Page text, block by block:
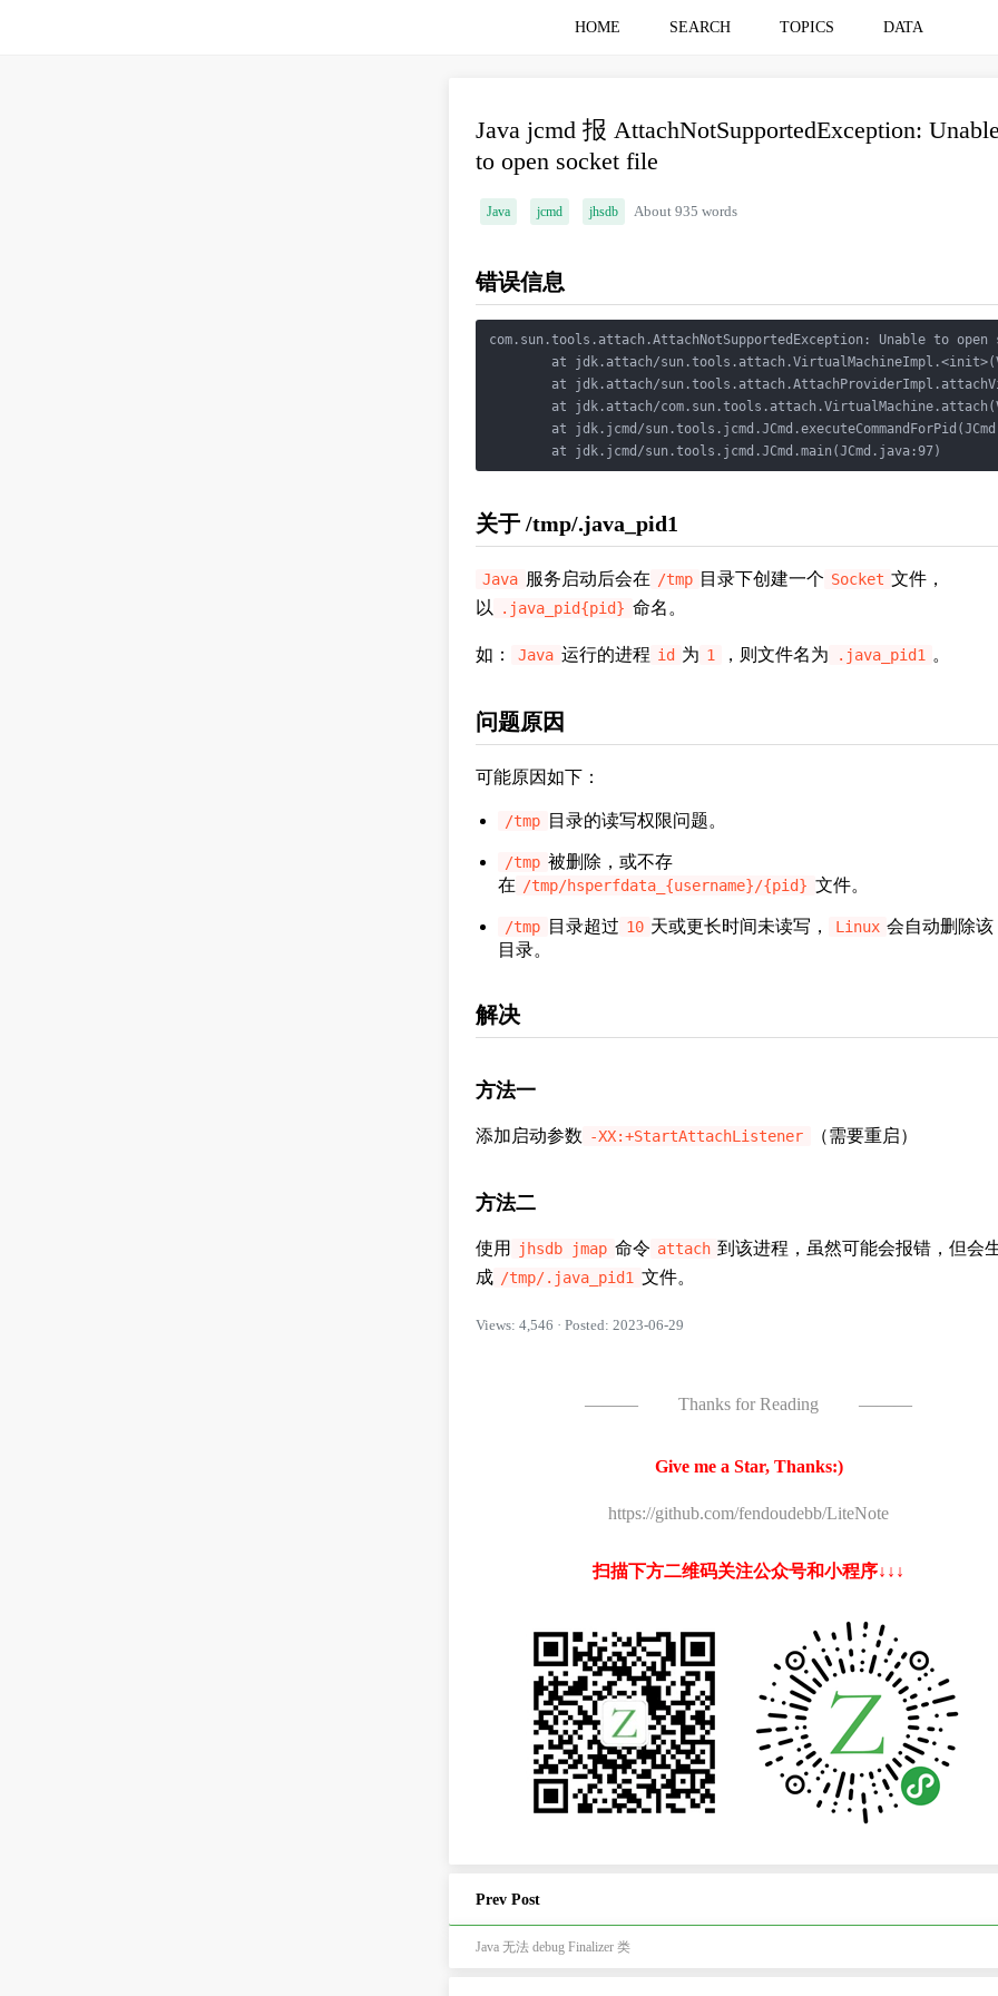
HOME SEARCH TOPICS DATA
Java jcmd 报 AttachNotSupportedException:
to open socket file
Java jcmd jhsdb About 935 words
错误信息
com.sun.tools.attach.AttachNotSupportedException: Unable to
at jdk.attach/
at jdk.attach/
at jdk.attach/
at jdk.jcmd/
        at jdk.jcmd/sun.tools.jcmd.JCmd.main(JCmd.java:97)
关于 /tmp/.java_pid1
Java 服务启动后会在 /tmp 目录下创建一个 Socket 文件，
以
.java_pid{pid} 命名。
如： Java 运行的进程 id 为 1 ，则文件名为 .java_pid1 。
问题原因
可能原因如下：
/tmp 目录的读写权限问题。
/tmp 被删除，或不存
在 /tmp/hsperfdata_{username}/{pid} 文件。
/tmp 目录超过 10 天或更长时间未读写， Linux 会自动删除该
目录。
解决
方法一
添加启动参数 -XX:+StartAttachListener （需要重启）
方法二
使用 jhsdb jmap 命令 attach 到该进程，虽然可能会报错，但会
成 /tmp/.java_pid1 文件。
Views: 4,546 · Posted: 2023-06-29
——— Thanks for Reading ———
Give me a Star, Thanks:)
https://github.com/fendoudebb/LiteNote
扫描下方二维码关注公众号和小程序↓↓↓
Prev Post
Java 无法 debug Finalizer 类